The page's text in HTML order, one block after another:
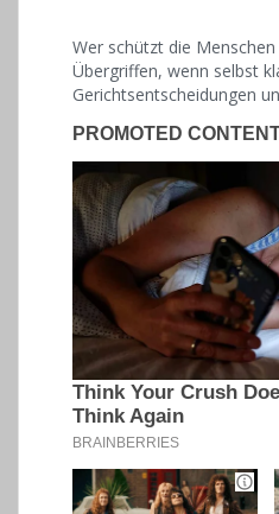
Wer schützt die
Übergriffen, wenn selbst
Gerichtsentscheidungen